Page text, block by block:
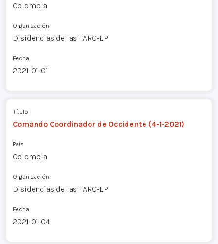
Colombia
Organización
Disidencias de las FARC-EP
Fecha
2021-01-01
Título
Comando Coordinador de Occidente (4-1-2021)
País
Colombia
Organización
Disidencias de las FARC-EP
Fecha
2021-01-04